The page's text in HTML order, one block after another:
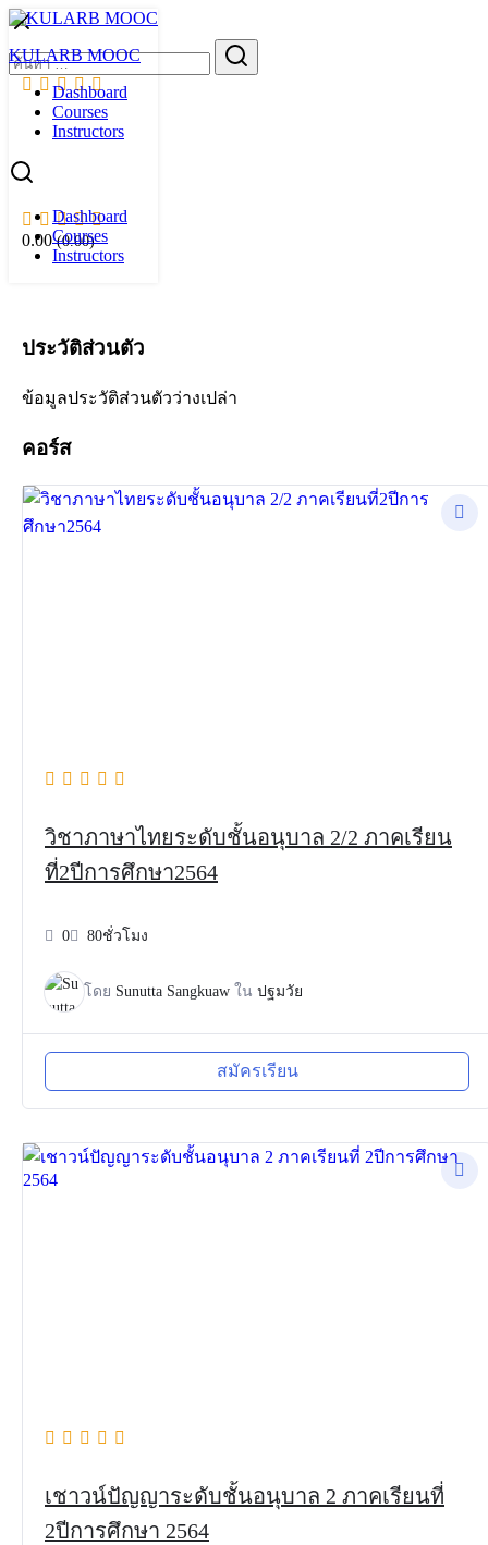
Skip
content
KULARB MOOC
Dashboard
Courses
Instructors
Dashboard
Courses
Instructors
Search
for:
0.00(0.00)
0.00(0.00)
ประวัติส่วนตัว
ข้อมูลประวัติส่วนตัวว่างเปล่า
คอร์ส
วิชาภาษาไทยระดับชั้นอนุบาล 2/2 ภาคเรียน
ที่2ปีการศึกษา2564
0 80ชั่วโมง
โดย Sunutta Sangkuaw ใน ปฐมวัย
สมัครเรียน
เชาวน์ปัญญาระดับชั้นอนุบาล 2 ภาคเรียนที่
2ปีการศึกษา 2564